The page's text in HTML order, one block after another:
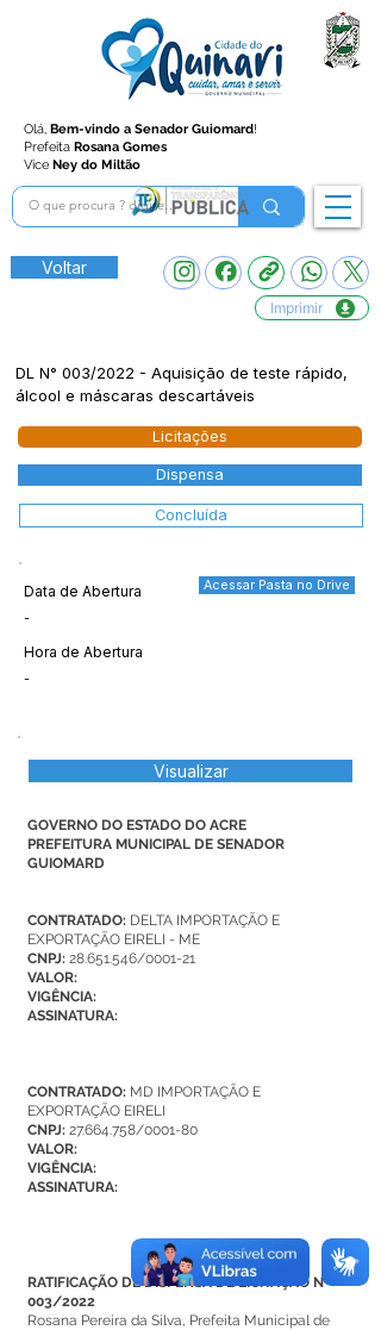
Olá, Bem-vindo a Senador Guiomard!
Prefeita Rosana Gomes
Vice Ney do Miltão
Voltar
Imprimir
DL N° 003/2022 - Aquisição de teste rápido,
álcool e máscaras descartáveis
Licitações
Dispensa
Concluída
Data de Abertura Acessar Pasta no Drive
-
Hora de Abertura
-
Visualizar
GOVERNO DO ESTADO DO ACRE
PREFEITURA MUNICIPAL DE SENADOR
GUIOMARD
CONTRATADO: DELTA IMPORTAÇÃO E
EXPORTAÇÃO EIRELI - ME
CNPJ: 28.651.546/0001-21
VALOR:
VIGÊNCIA:
ASSINATURA:
CONTRATADO: MD IMPORTAÇÃO E
EXPORTAÇÃO EIRELI
CNPJ: 27.664.758/0001-80
VALOR:
VIGÊNCIA:
ASSINATURA:
RATIFICAÇÃO DE DISPENSA DE LICITAÇÃO Nº
003/2022
Rosana Pereira da Silva, Prefeita Municipal de